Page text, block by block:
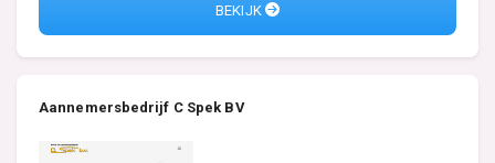
BEKIJK
Aannemersbedrijf C Spek BV